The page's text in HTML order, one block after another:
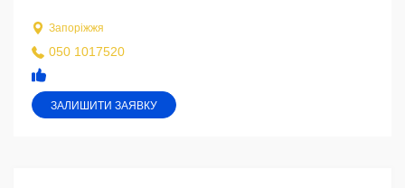
Запоріжжя
050 1017520
ЗАЛИШИТИ ЗАЯВКУ